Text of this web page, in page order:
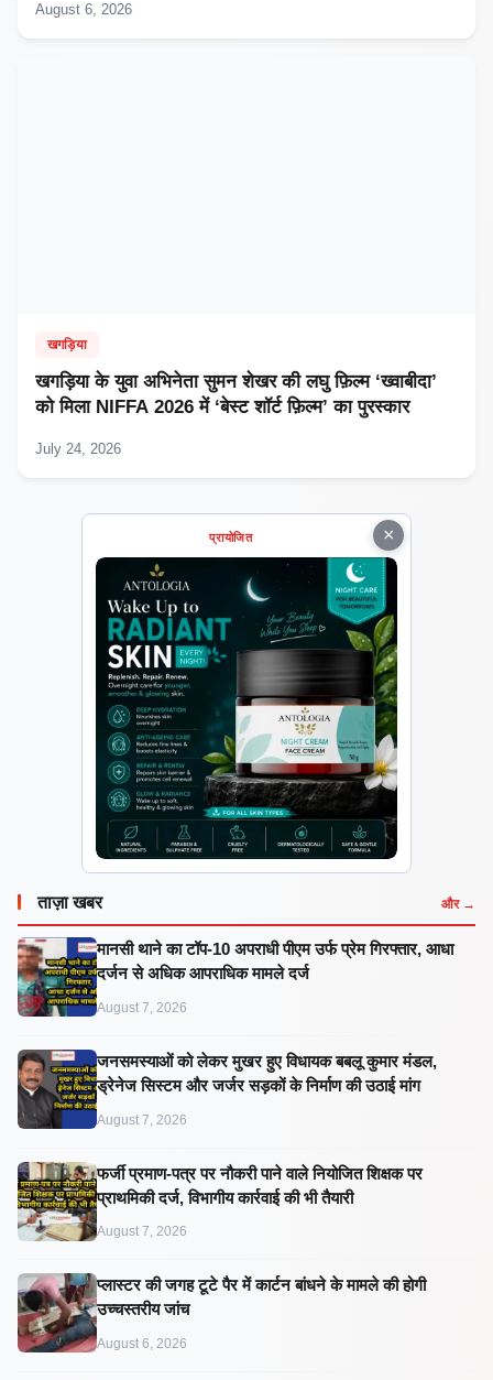
August 6, 2026
खगड़िया
खगड़िया के युवा अभिनेता सुमन शेखर की लघु फ़िल्म ‘ख्वाबीदा’
को मिला NIFFA 2026 में ‘बेस्ट शॉर्ट फ़िल्म’ का पुरस्कार
July 24, 2026
×
प्रायोजित
ताज़ा खबर और →
मानसी थाने का टॉप-10 अपराधी पीएम उर्फ प्रेम गिरफ्तार, आधा
दर्जन से अधिक आपराधिक मामले दर्ज
August 7, 2026
जनसमस्याओं को लेकर मुखर हुए विधायक बबलू कुमार मंडल,
ड्रेनेज सिस्टम और जर्जर सड़कों के निर्माण की उठाई मांग
August 7, 2026
फर्जी प्रमाण-पत्र पर नौकरी पाने वाले नियोजित शिक्षक पर
प्राथमिकी दर्ज, विभागीय कार्रवाई की भी तैयारी
August 7, 2026
प्लास्टर की जगह टूटे पैर में कार्टन बांधने के मामले की होगी
उच्चस्तरीय जांच
August 6, 2026